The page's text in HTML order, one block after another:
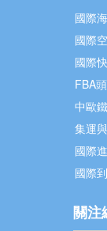
國際
國際
國際
FBA
中歐
集運
國際
國際
關注